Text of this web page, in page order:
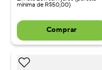
mínima de R$50,00)
Comprar